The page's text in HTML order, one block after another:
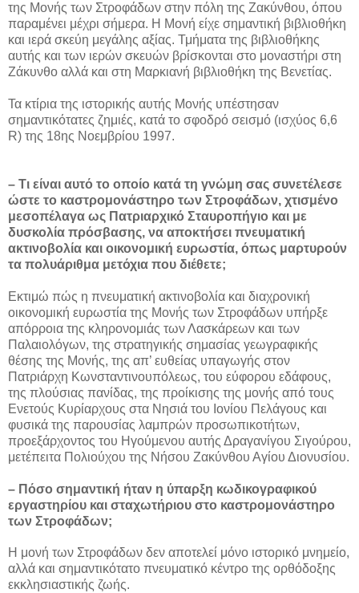
της Μονής των Στροφάδων στην πόλη της Ζακύνθου, όπου
παραμένει μέχρι σήμερα. Η Μονή είχε σημαντική βιβλιοθήκη
και ιερά σκεύη μεγάλης αξίας. Τμήματα της βιβλιοθήκης
αυτής και των ιερών σκευών βρίσκονται στο μοναστήρι στη
Ζάκυνθο αλλά και στη Μαρκιανή βιβλιοθήκη της Βενετίας.
Τα κτίρια της ιστορικής αυτής Μονής υπέστησαν
σημαντικότατες ζημιές, κατά το σφοδρό σεισμό (ισχύος 6,6
R) της 18ης Νοεμβρίου 1997.
– Τι είναι αυτό το οποίο κατά τη γνώμη σας συνετέλεσε
ώστε το καστρομονάστηρο των Στροφάδων, χτισμένο
μεσοπέλαγα ως Πατριαρχικό Σταυροπήγιο και με
δυσκολία πρόσβασης, να αποκτήσει πνευματική
ακτινοβολία και οικονομική ευρωστία, όπως μαρτυρούν
τα πολυάριθμα μετόχια που διέθετε;
Εκτιμώ πώς η πνευματική ακτινοβολία και διαχρονική
οικονομική ευρωστία της Μονής των Στροφάδων υπήρξε
απόρροια της κληρονομιάς των Λασκάρεων και των
Παλαιολόγων, της στρατηγικής σημασίας γεωγραφικής
θέσης της Μονής, της απ’ ευθείας υπαγωγής στον
Πατριάρχη Κωνσταντινουπόλεως, του εύφορου εδάφους,
της πλούσιας πανίδας, της προίκισης της μονής από τους
Ενετούς Κυρίαρχους στα Νησιά του Ιονίου Πελάγους και
φυσικά της παρουσίας λαμπρών προσωπικοτήτων,
προεξάρχοντος του Ηγούμενου αυτής Δραγανίγου Σιγούρου,
μετέπειτα Πολιούχου της Νήσου Ζακύνθου Αγίου Διονυσίου.
– Πόσο σημαντική ήταν η ύπαρξη κωδικογραφικού
εργαστηρίου και σταχωτήριου στο καστρομονάστηρο
των Στροφάδων;
Η μονή των Στροφάδων δεν αποτελεί μόνο ιστορικό μνημείο,
αλλά και σημαντικότατο πνευματικό κέντρο της ορθόδοξης
εκκλησιαστικής ζωής.